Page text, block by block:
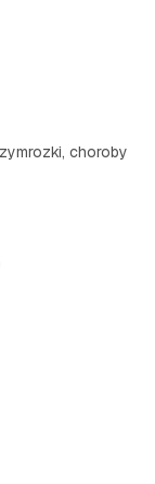
choroby